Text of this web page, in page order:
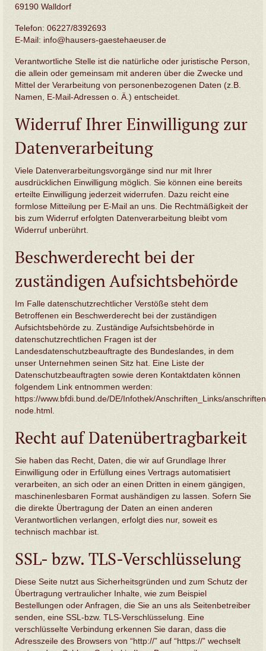
69190 Walldorf
Telefon: 06227/8392693
E-Mail: info@hausers-gaestehaeuser.de
Verantwortliche Stelle ist die natürliche oder juristische Person,
die allein oder gemeinsam mit anderen über die Zwecke und
Mittel der Verarbeitung von personenbezogenen Daten (z.B.
Namen, E-Mail-Adressen o. Ä.) entscheidet.
Widerruf Ihrer Einwilligung zur
Datenverarbeitung
Viele Datenverarbeitungsvorgänge sind nur mit Ihrer
ausdrücklichen Einwilligung möglich. Sie können eine bereits
erteilte Einwilligung jederzeit widerrufen. Dazu reicht eine
formlose Mitteilung per E-Mail an uns. Die Rechtmäßigkeit der
bis zum Widerruf erfolgten Datenverarbeitung bleibt vom
Widerruf unberührt.
Beschwerderecht bei der
zuständigen Aufsichtsbehörde
Im Falle datenschutzrechtlicher Verstöße steht dem
Betroffenen ein Beschwerderecht bei der zuständigen
Aufsichtsbehörde zu. Zuständige Aufsichtsbehörde in
datenschutzrechtlichen Fragen ist der
Landesdatenschutzbeauftragte des Bundeslandes, in dem
unser Unternehmen seinen Sitz hat. Eine Liste der
Datenschutzbeauftragten sowie deren Kontaktdaten können
folgendem Link entnommen werden:
https://www.bfdi.bund.de/DE/Infothek/Anschriften_Links/
node.html
Recht auf Datenübertragbarkeit
Sie haben das Recht, Daten, die wir auf Grundlage Ihrer
Einwilligung oder in Erfüllung eines Vertrags automatisiert
verarbeiten, an sich oder an einen Dritten in einem gängigen,
maschinenlesbaren Format aushändigen zu lassen. Sofern Sie
die direkte Übertragung der Daten an einen anderen
Verantwortlichen verlangen, erfolgt dies nur, soweit es
technisch machbar ist.
SSL- bzw. TLS-Verschlüsselung
Diese Seite nutzt aus Sicherheitsgründen und zum Schutz der
Übertragung vertraulicher Inhalte, wie zum Beispiel
Bestellungen oder Anfragen, die Sie an uns als Seitenbetreiber
senden, eine SSL-bzw. TLS-Verschlüsselung. Eine
verschlüsselte Verbindung erkennen Sie daran, dass die
Adresszeile des Browsers von “http://” auf “https://” wechselt